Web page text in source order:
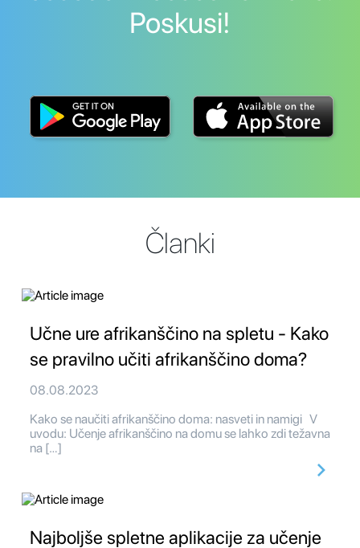
Poskusi!
Članki
Učne ure afrikanščino na spletu - Kako
se pravilno učiti afrikanščino doma?
08.08.2023
Kako se naučiti afrikanščino doma: nasveti in namigi V
uvodu: Učenje afrikanščino na domu se lahko zdi težavna
na […]
Najboljše spletne aplikacije za učenje